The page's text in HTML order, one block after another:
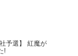
予選】 紅魔が
!